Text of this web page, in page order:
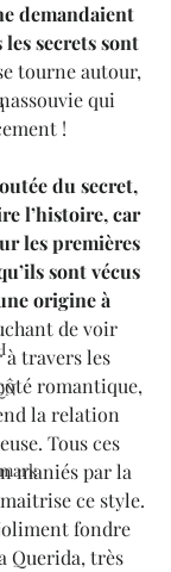
demandaient
les secrets sont
tourne autour,
qui
!
du secret,
l’histoire, car
les premières
sont vécus
origine à
de voir
travers les
romantique,
la relation
Tous ces
maniés par la
ce style.
fondre
Querida, très